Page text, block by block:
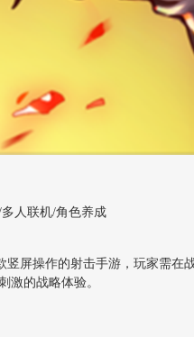
人联机/角色养成
竖屏操作的射击手游，玩家需
激的战略体验。